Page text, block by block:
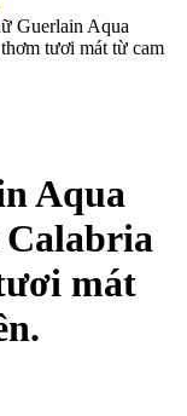
Guerlain Aqua
tươi mát từ cam
Aqua
Calabria
mát